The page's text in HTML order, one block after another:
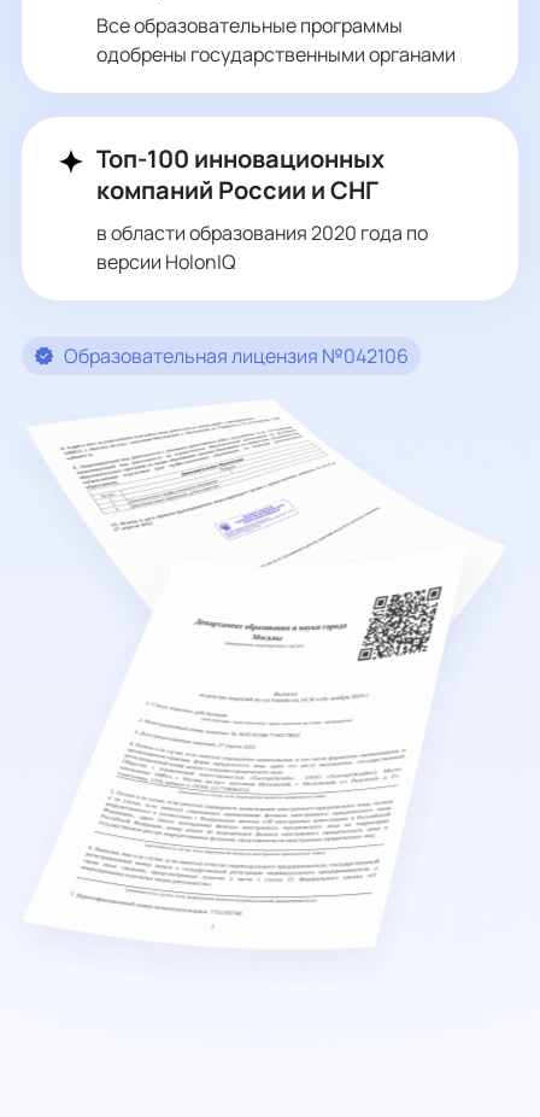
Все образовательные программы
одобрены государственными органами
Топ-100 инновационных
компаний России и СНГ
в области образования 2020 года по
версии HolonIQ
Образовательная лицензия №042106